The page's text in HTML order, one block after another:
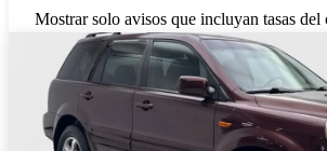
Mostrar solo avisos que incluyan tasas del